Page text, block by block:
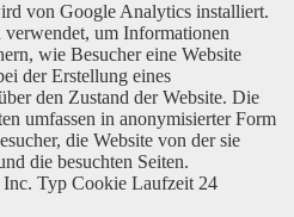
von Google Analytics installiert.
um Informationen
wie Besucher eine Website
der Erstellung eines
den Zustand der Website. Die
umfassen in anonymisierter Form
die Website von der sie
die besuchten Seiten.
Typ Cookie Laufzeit 24